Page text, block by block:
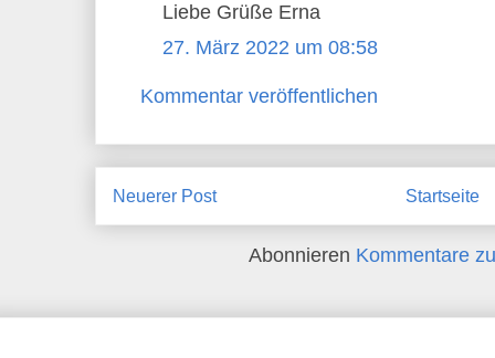
Liebe Grüße Erna
27. März 2022 um 08:58
Kommentar veröffentlichen
Neuerer Post Startseite
Abonnieren Kommentare